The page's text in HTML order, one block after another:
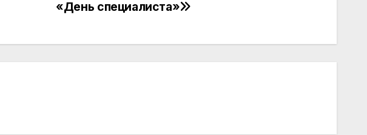
«День специалиста»